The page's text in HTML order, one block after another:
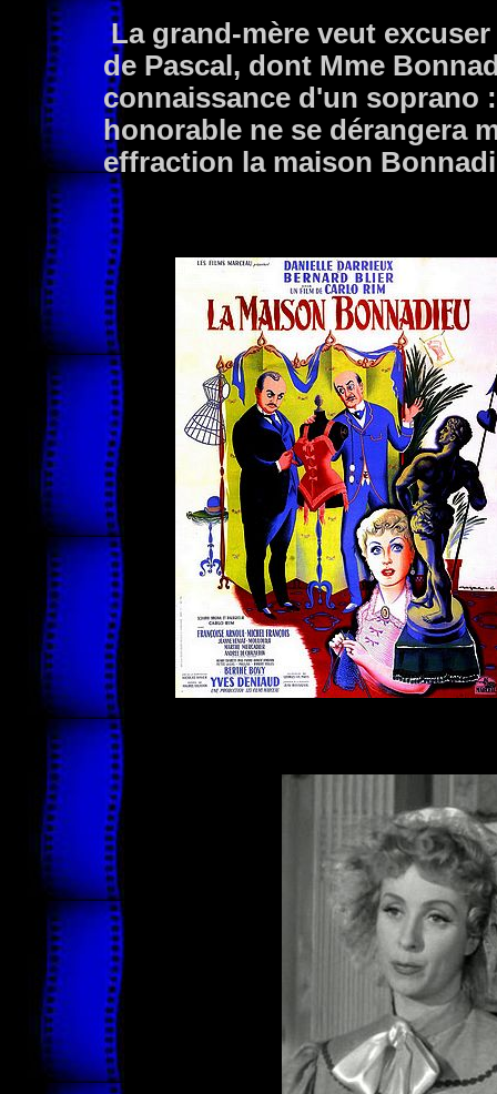
La grand-mère veut
de Pascal, dont Mme
connaissance d'un soprano
honorable ne se dérangera
effraction la maison